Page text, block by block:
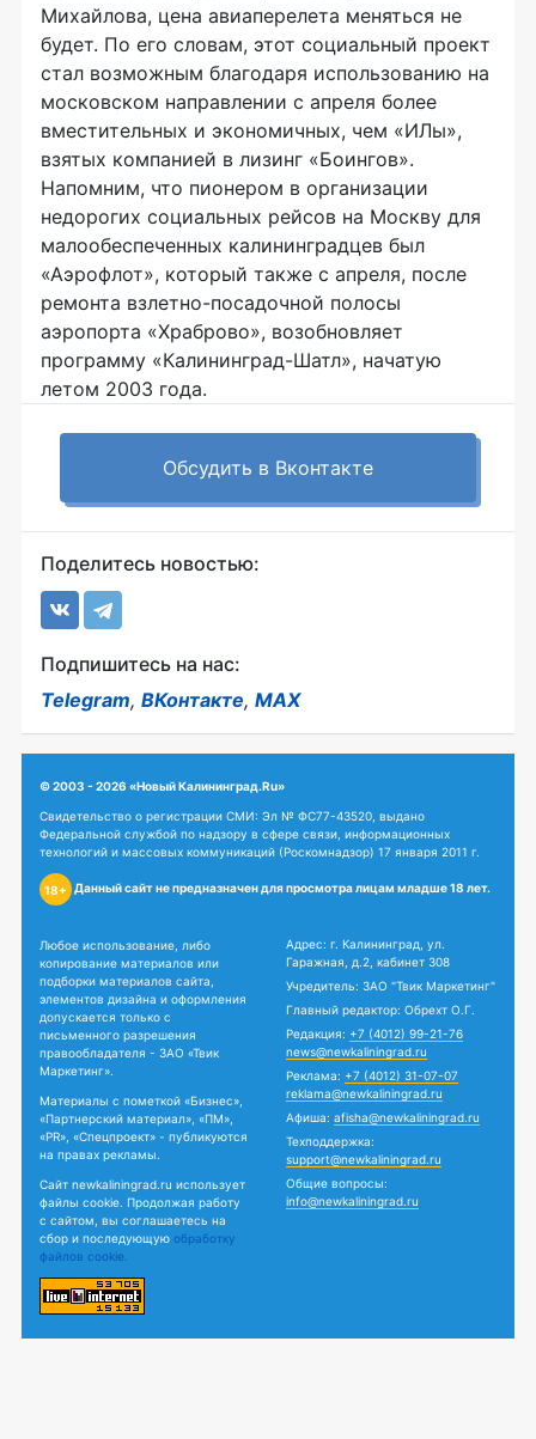
Михайлова, цена авиаперелета меняться не
будет. По его словам, этот социальный проект
стал возможным благодаря использованию на
московском направлении с апреля более
вместительных и экономичных, чем «ИЛы»,
взятых компанией в лизинг «Боингов».
Напомним, что пионером в организации
недорогих социальных рейсов на Москву для
малообеспеченных калининградцев был
«Аэрофлот», который также с апреля, после
ремонта взлетно-посадочной полосы
аэропорта «Храброво», возобновляет
программу «Калининград-Шатл», начатую
летом 2003 года.
Обсудить в Вконтакте
Поделитесь новостью:
Подпишитесь на нас:
Telegram, ВКонтакте, MAX
© 2003 - 2026 «Новый Калининград.Ru»
Свидетельство о регистрации СМИ: Эл № ФС77-43520, выдано
Федеральной службой по надзору в сфере связи, информационных
технологий и массовых коммуникаций (Роскомнадзор) 17 января 2011 г.
18+ Данный сайт не предназначен для просмотра лицам младше 18 лет.
Любое использование, либо
копирование материалов или
подборки материалов сайта,
элементов дизайна и оформления
допускается только с
письменного разрешения
правообладателя - ЗАО «Твик
Маркетинг».
Материалы с пометкой «Бизнес»,
«Партнерский материал», «ПМ»,
«PR», «Спецпроект» - публикуются
на правах рекламы.
Сайт newkaliningrad.ru использует
файлы cookie. Продолжая работу
с сайтом, вы соглашаетесь на
сбор и последующую обработку
файлов cookie.
Адрес: г. Калининград, ул.
Гаражная, д.2, кабинет 308
Учредитель: ЗАО "Твик Маркетинг"
Главный редактор: Обрехт О.Г.
Редакция: +7 (4012) 99-21-76
news@newkaliningrad.ru
Реклама: +7 (4012) 31-07-07
reklama@newkaliningrad.ru
Афиша: afisha@newkaliningrad.ru
Техподдержка:
support@newkaliningrad.ru
Общие вопросы:
info@newkaliningrad.ru